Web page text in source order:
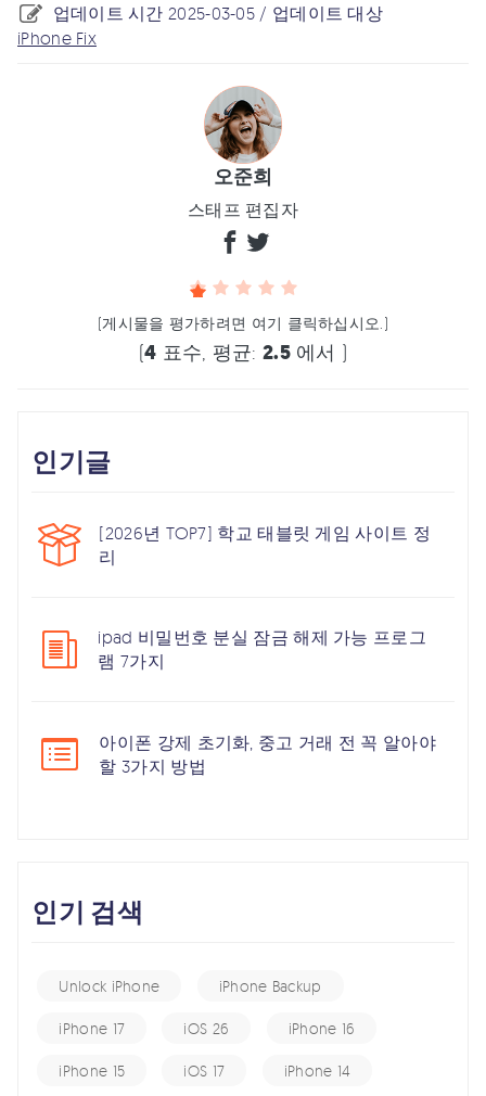
업데이트 시간 2025-03-05 / 업데이트 대상
iPhone Fix
오준희
스태프 편집자
(게시물을 평가하려면 여기 클릭하십시오.)
(4 표수, 평균: 2.5에서 )
인기글
[2026년 TOP7] 학교 태블릿 게임 사이트 정
리
ipad 비밀번호 분실 잠금 해제 가능 프로그
램 7가지
아이폰 강제 초기화, 중고 거래 전 꼭 알아야
할 3가지 방법
인기 검색
Unlock iPhone iPhone Backup
iPhone 17 iOS 26 iPhone 16
iPhone 15 iOS 17 iPhone 14